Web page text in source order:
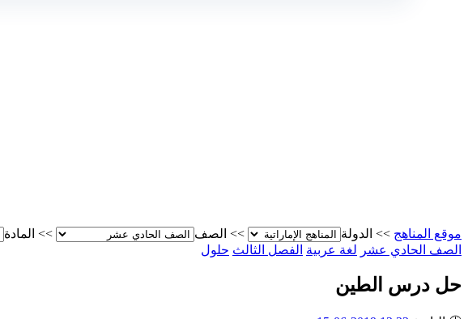
موقع المناهج >> الدولة >> الصف >> المادة
الصف الحادي عشر لغة عربية الفصل الثالث حلول
حل درس الطين